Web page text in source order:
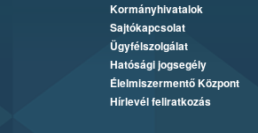
Kormányhivatalok
Sajtókapcsolat
Ügyfélszolgálat
Hatósági jogsegély
Élelmiszermentő Központ
Hírlevél feliratkozás